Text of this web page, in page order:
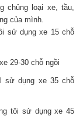
chủng loại xe, tầu,
của mình.
sử dụng xe 15 chỗ
29-30 chỗ ngồi
sử dụng xe 35 chỗ
tôi sử dụng xe 45